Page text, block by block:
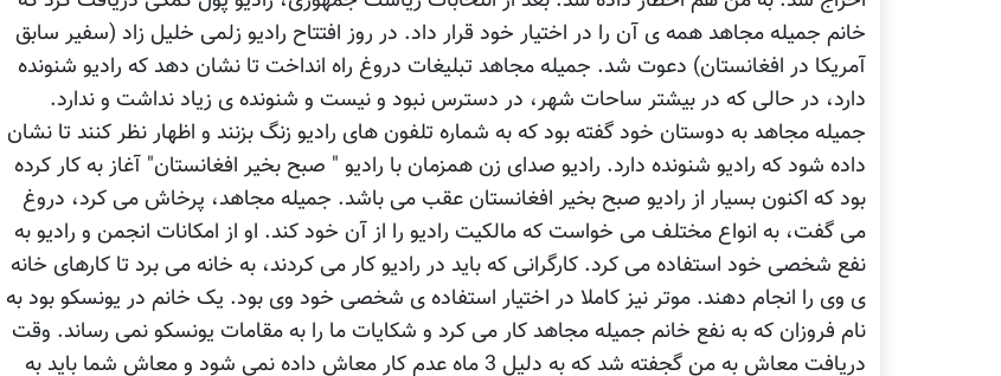
خانم جميله مجاهد همه ی آن را در اختيار خود قرار داد. در روز افتتاح راديو زلمی خليل زاد (سفير سابق
آمريکا در افغانستان) دعوت شد. جميله مجاهد تبليغات دروغ راه انداخت تا نشان دهد که راديو شنونده
دارد، در حالی که در بيشتر ساحات شهر، در دسترس نبود و نيست و شنونده ی زياد نداشت و ندارد.
جميله مجاهد به دوستان خود گفته بود که به شماره تلفون های راديو زنگ بزنند و اظهار نظر کنند تا نشان
داده شود که راديو شنونده دارد. راديو صدای زن همزمان با راديو " صبح بخير افغانستان" آغاز به کار کرده
بود که اکنون بسيار از راديو صبح بخير افغانستان عقب می باشد. جميله مجاهد، پرخاش می کرد، دروغ
می گفت، به انواع مختلف می خواست که مالکيت راديو را از آن خود کند. او از امکانات انجمن و راديو به
نفع شخصی خود استفاده می کرد. کارگرانی که بايد در راديو کار می کردند، به خانه می برد تا کارهای خانه
ی وی را انجام دهند. موتر نيز کاملا در اختيار استفاده ی شخصی خود وی بود. يک خانم در يونسکو بود به
نام فروزان که به نفع خانم جميله مجاهد کار می کرد و شکايات ما را به مقامات يونسکو نمی رساند. وقت
دريافت معاش به من گجفته شد که به دليل 3 ماه عدم کار معاش داده نمی شود و معاش شما بايد به